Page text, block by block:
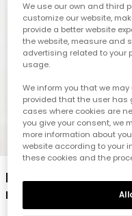
1
Mädchen-Fleece-
mit Emojis
We use our own and third
customize our website,
provide a better website
the website, measure and
advertising related to your
usage.
We inform you that we
provided that the user has
cases where cookies are
you give your consent, we
more information about
website according to your
these cookies and the